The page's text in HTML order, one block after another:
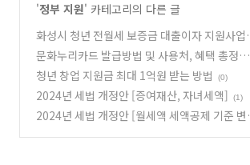
'정부 지원' 카테고리의 다른 글
화성시 청년 전월세 보증금 대출이자 지원사업
(0)
문화누리카드 발급방법 및 사용처, 혜택 총정리
(0)
청년 창업 지원금 최대 1억원 받는 방법 (0)
2024년 세법 개정안 [증여재산, 자녀세액] (1)
2024년 세법 개정안 [월세액 세액공제 기준 변